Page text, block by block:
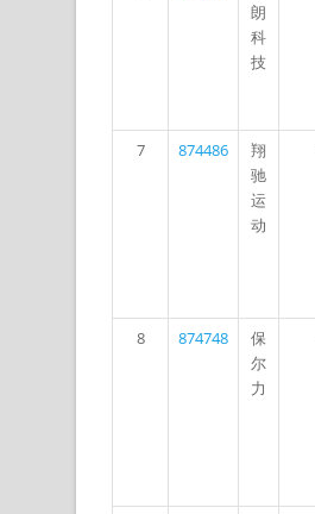
朗
科
技
7
874486
翔
驰
运
动
8
874748
保
尔
力